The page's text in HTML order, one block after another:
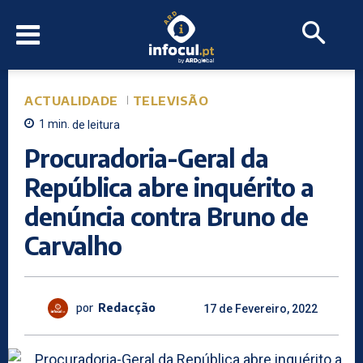
ACTUALIDADE TELEVISÃO
1 min. de leitura
Procuradoria-Geral da
República abre inquérito a
denúncia contra Bruno de
Carvalho
por Redacção 17 de Fevereiro, 2022